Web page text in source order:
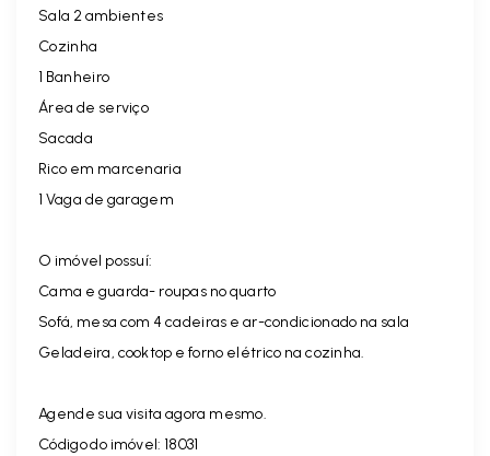
Sala 2 ambientes
Cozinha
1 Banheiro
Área de serviço
Sacada
Rico em marcenaria
1 Vaga de garagem
O imóvel possuí:
Cama e guarda- roupas no quarto
Sofá, mesa com 4 cadeiras e ar-condicionado na sala
Geladeira, cooktop e forno elétrico na cozinha.
Agende sua visita agora mesmo.
Código do imóvel: 18031